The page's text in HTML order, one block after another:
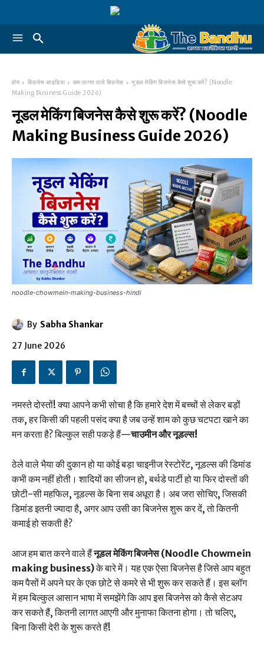
होम बिज़नेस आइडिया कम लागत वाले बिज़नेस
नूडल मेकिंग बिजनेस कैसे शुरू करें? (Noodle
Making Business Guide 2026)
नूडल मेकिंग बिजनेस कैसे शुरू करें? (Noodle
Making Business Guide 2026)
noodle-chowmein-making-business-hindi
By Sabha Shankar
27 June 2026
नमस्ते दोस्तों! क्या आपने कभी सोचा है कि हमारे देश में बच्चों से लेकर बड़ों
तक, हर किसी की पहली पसंद क्या है जब उन्हें शाम को कुछ चटपटा खाने का
मन करता है? बिल्कुल सही पकड़े हैं—चाउमीन और नूडल्स!
ठेले वाले भैया की दुकान हो या कोई बड़ा चाइनीज रेस्टोरेंट, नूडल्स की डिमांड
कभी कम नहीं होती। शादियों का सीजन हो, बर्थडे पार्टी हो या फिर दोस्तों की
छोटी-सी महफिल, नूडल्स के बिना सब अधूरा है। अब जरा सोचिए, जिसकी
डिमांड इतनी ज्यादा है, अगर आप उसी का बिजनेस शुरू कर दें, तो कितनी
कमाई हो सकती है?
आज हम बात करने वाले हैंनूडल मेकिंग बिजनेस (Noodle Chowmein
making business)के बारे में। यह एक ऐसा बिजनेस है जिसे आप बहुत
कम पैसों में अपने घर के एक छोटे से कमरे से भी शुरू कर सकते हैं। इस ब्लॉग
में हम बिल्कुल आसान भाषा में समझेंगे कि आप इस बिजनेस को कैसे सेटअप
कर सकते हैं, कितनी लागत आएगी और मुनाफा कितना होगा। तो चलिए,
बिना किसी देरी के शुरू करते हैं!